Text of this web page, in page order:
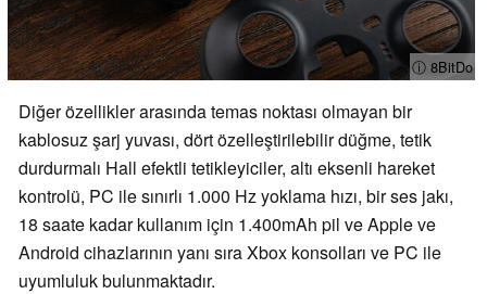
ⓘ 8BitDo
Diğer özellikler arasında temas noktası olmayan bir
kablosuz şarj yuvası, dört özelleştirilebilir düğme, tetik
durdurmalı Hall efektli tetikleyiciler, altı eksenli hareket
kontrolü, PC ile sınırlı 1.000 Hz yoklama hızı, bir ses jakı,
18 saate kadar kullanım için 1.400mAh pil ve Apple ve
Android cihazlarının yanı sıra Xbox konsolları ve PC ile
uyumluluk bulunmaktadır.